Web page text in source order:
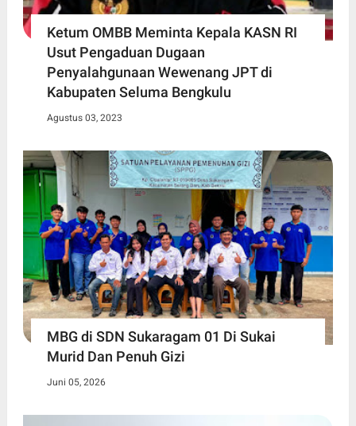
Ketum OMBB Meminta Kepala KASN RI
Usut Pengaduan Dugaan
Penyalahgunaan Wewenang JPT di
Kabupaten Seluma Bengkulu
Agustus 03, 2023
MBG di SDN Sukaragam 01 Di Sukai
Murid Dan Penuh Gizi
Juni 05, 2026